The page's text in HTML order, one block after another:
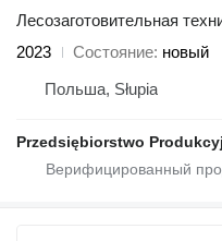
Лесозаготовительная
2023
Состояние новый
Польша, Słupia